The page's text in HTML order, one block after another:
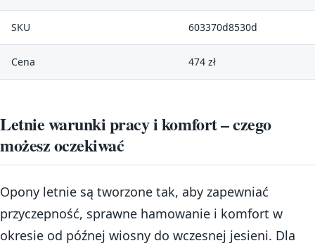
SKU 603370d8530d
Cena 474 zł
Letnie warunki pracy i komfort – czego
możesz oczekiwać
Opony letnie są tworzone tak, aby zapewniać
przyczepność, sprawne hamowanie i komfort w
okresie od późnej wiosny do wczesnej jesieni. Dla